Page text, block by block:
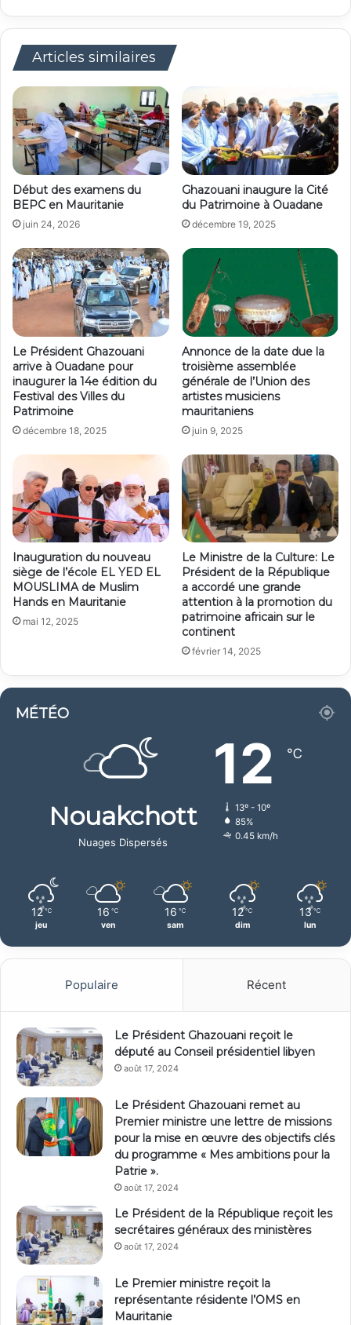
Articles similaires
Début des examens du
BEPC en Mauritanie
juin 24, 2026
Ghazouani inaugure la Cité
du Patrimoine à Ouadane
décembre 19, 2025
Le Président Ghazouani
arrive à Ouadane pour
inaugurer la 14e édition du
Festival des Villes du
Patrimoine
décembre 18, 2025
Annonce de la date due la
troisième assemblée
générale de l’Union des
artistes musiciens
mauritaniens
juin 9, 2025
Inauguration du nouveau
siège de l’école EL YED EL
MOUSLIMA de Muslim
Hands en Mauritanie
mai 12, 2025
Le Ministre de la Culture: Le
Président de la République
a accordé une grande
attention à la promotion du
patrimoine africain sur le
continent
février 14, 2025
MÉTÉO
Nouakchott
Nuages Dispersés
12 ℃
13º - 10º
85%
0.45 km/h
12 ℃
jeu
16 ℃
ven
16 ℃
sam
12 ℃
dim
13 ℃
lun
Populaire Récent
Le Président Ghazouani reçoit le
député au Conseil présidentiel libyen
août 17, 2024
Le Président Ghazouani remet au
Premier ministre une lettre de missions
pour la mise en œuvre des objectifs clés
du programme « Mes ambitions pour la
Patrie ».
août 17, 2024
Le Président de la République reçoit les
secrétaires généraux des ministères
août 17, 2024
Le Premier ministre reçoit la
représentante résidente l’OMS en
Mauritanie